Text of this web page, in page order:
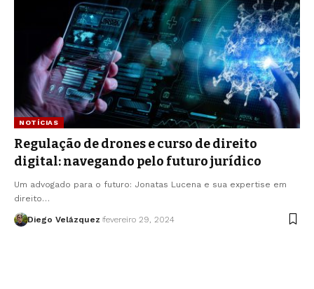
NOTÍCIAS
Regulação de drones e curso de direito
digital: navegando pelo futuro jurídico
Um advogado para o futuro: Jonatas Lucena e sua expertise em
direito…
Diego Velázquez fevereiro 29, 2024